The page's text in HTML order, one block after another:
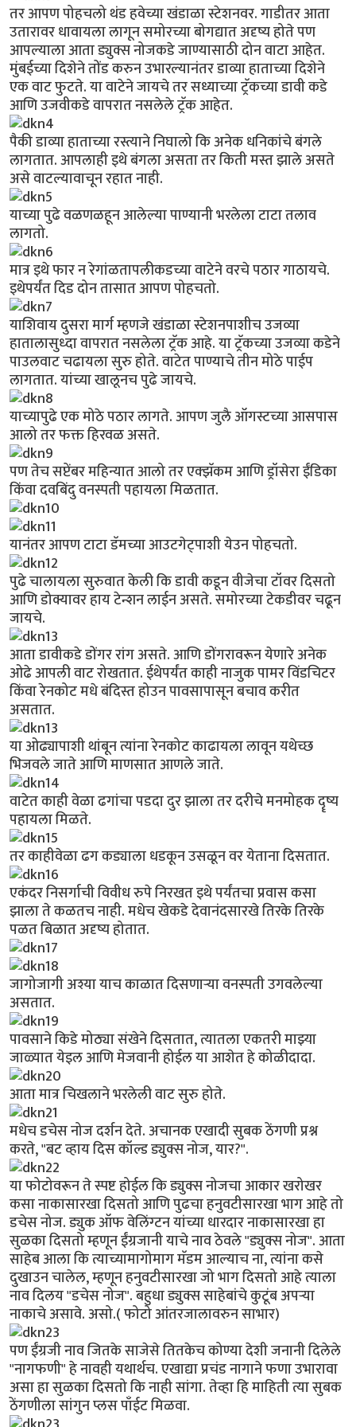
तर आपण पोहचलो थंड हवेच्या खंडाळा स्टेशनवर. गाडीतर आता
उतारावर धावायला लागून समोरच्या बोगद्यात अदृष्य होते पण
आपल्याला आता ड्युक्स नोजकडे जाण्यासाठी दोन वाटा आहेत.
मुंबईच्या दिशेने तोंड करुन उभारल्यानंतर डाव्या हाताच्या दिशेने
एक वाट फुटते. या वाटेने जायचे तर सध्याच्या ट्रॅकच्या डावी कडे
आणि उजवीकडे वापरात नसलेले ट्रॅक आहेत.
पैकी डाव्या हाताच्या रस्त्याने निघालो कि अनेक धनिकांचे बंगले
लागतात. आपलाही इथे बंगला असता तर किती मस्त झाले असते
असे वाटल्यावाचून रहात नाही.
याच्या पुढे वळणळहून आलेल्या पाण्यानी भरलेला टाटा तलाव
लागतो.
मात्र इथे फार न रेगांळतापलीकडच्या वाटेने वरचे पठार गाठायचे.
इथेपर्यंत दिड दोन तासात आपण पोहचतो.
याशिवाय दुसरा मार्ग म्हणजे खंडाळा स्टेशनपाशीच उजव्या
हातालासुध्दा वापरात नसलेला ट्रॅक आहे. या ट्रॅकच्या उजव्या कडेने
पाउलवाट चढायला सुरु होते. वाटेत पाण्याचे तीन मोठे पाईप
लागतात. यांच्या खालूनच पुढे जायचे.
याच्यापुढे एक मोठे पठार लागते. आपण जुलै ऑगस्टच्या आसपास
आलो तर फक्त हिरवळ असते.
पण तेच सप्टेंबर महिन्यात आलो तर एक्झॅकम आणि ड्रॉसेरा ईंडिका
किंवा दवबिंदु वनस्पती पहायला मिळतात.
यानंतर आपण टाटा डॅमच्या आउटगेट्पाशी येउन पोहचतो.
पुढे चालायला सुरुवात केली कि डावी कडून वीजेचा टॉवर दिसतो
आणि डोक्यावर हाय टेन्शन लाईन असते. समोरच्या टेकडीवर चढून
जायचे.
आता डावीकडे डोंगर रांग असते. आणि डोंगरावरून येणारे अनेक
ओढे आपली वाट रोखतात. ईथेपर्यंत काही नाजुक पामर विंडचिटर
किंवा रेनकोट मधे बंदिस्त होउन पावसापासून बचाव करीत
असतात.
या ओढ्यापाशी थांबून त्यांना रेनकोट काढायला लावून यथेच्छ
भिजवले जाते आणि माणसात आणले जाते.
वाटेत काही वेळा ढगांचा पडदा दुर झाला तर दरीचे मनमोहक दॄष्य
पहायला मिळते.
तर काहीवेळा ढग कड्याला धडकून उसळून वर येताना दिसतात.
एकंदर निसर्गाची विवीध रुपे निरखत इथे पर्यंतचा प्रवास कसा
झाला ते कळतच नाही. मधेच खेकडे देवानंदसारखे तिरके तिरके
पळत बिळात अदृष्य होतात.
जागोजागी अश्या याच काळात दिसणार्‍या वनस्पती उगवलेल्या
असतात.
पावसाने किडे मोठ्या संखेने दिसतात, त्यातला एकतरी माझ्या
जाळ्यात येइल आणि मेजवानी होईल या आशेत हे कोळीदादा.
आता मात्र चिखलाने भरलेली वाट सुरु होते.
मधेच डचेस नोज दर्शन देते. अचानक एखादी सुबक ठेंगणी प्रश्न
करते, "बट व्हाय दिस कॉल्ड ड्युक्स नोज, यार?".
या फोटोवरून ते स्पष्ट होईल कि ड्युक्स नोजचा आकार खरोखर
कसा नाकासारखा दिसतो आणि पुढचा हनुवटीसारखा भाग आहे तो
डचेस नोज. ड्युक ऑफ वेलिंग्टन यांच्या धारदार नाकासारखा हा
सुळका दिसतो म्हणून ईंग्रजानी याचे नाव ठेवले "ड्युक्स नोज". आता
साहेब आला कि त्याच्यामागोमाग मॅडम आल्याच ना, त्यांना कसे
दुखाउन चालेल, म्हणून हनुवटीसारखा जो भाग दिसतो आहे त्याला
नाव दिलय "डचेस नोज". बहुधा ड्युक्स साहेबांचे कुटूंब अपर्‍या
नाकाचे असावे. असो.( फोटो आंतरजालावरुन साभार)
पण ईंग्रजी नाव जितके साजेसे तितकेच कोण्या देशी जनानी दिलेले
"नागफणी" हे नावही यथार्थच. एखाद्या प्रचंड नागाने फणा उभारावा
असा हा सुळका दिसतो कि नाही सांगा. तेव्हा हि माहिती त्या सुबक
ठेंगणीला सांगुन प्लस पाँईट मिळवा.